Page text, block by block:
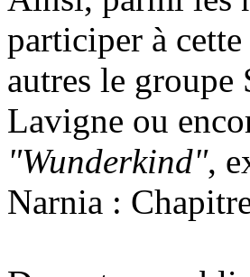
participer à
autres le
Lavigne ou
"Wunderkind",
Narnia :